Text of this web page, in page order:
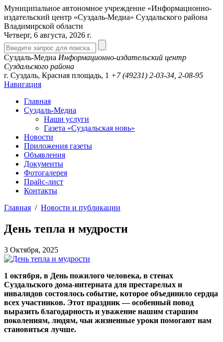
Муниципальное автономное учреждение «Информационно-
издательский центр «Суздаль-Медиа» Суздальского района
Владимирской области
Четверг, 6 августа, 2026 г.
Суздаль-Медиа Информационно-издательский центр
Суздальского района
г. Суздаль, Красная площадь, 1 +7 (49231) 2-03-34, 2-08-95
Навигация
Главная
Суздаль-Медиа
Наши услуги
Газета «Суздальская новь»
Новости
Приложения газеты
Объявления
Документы
Фотогалерея
Прайс-лист
Контакты
Главная / Новости и публикации
День тепла и мудрости
3 Октября, 2025
1 октября, в День пожилого человека, в стенах
Суздальского дома-интерната для престарелых и
инвалидов состоялось событие, которое объединило сердца
всех участников. Этот праздник — особенный повод
выразить благодарность и уважение нашим старшим
поколениям, людям, чьи жизненные уроки помогают нам
становиться лучше.